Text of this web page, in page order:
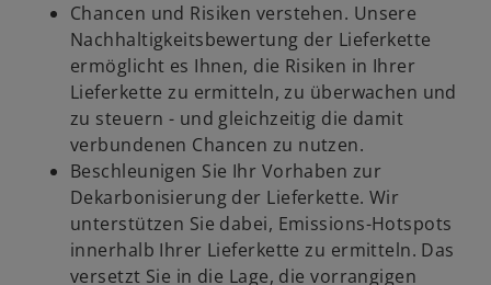
Chancen und Risiken verstehen. Unsere
Nachhaltigkeitsbewertung der Lieferkette
ermöglicht es Ihnen, die Risiken in Ihrer
Lieferkette zu ermitteln, zu überwachen und
zu steuern - und gleichzeitig die damit
verbundenen Chancen zu nutzen.
Beschleunigen Sie Ihr Vorhaben zur
Dekarbonisierung der Lieferkette. Wir
unterstützen Sie dabei, Emissions-Hotspots
innerhalb Ihrer Lieferkette zu ermitteln. Das
versetzt Sie in die Lage, die vorrangigen